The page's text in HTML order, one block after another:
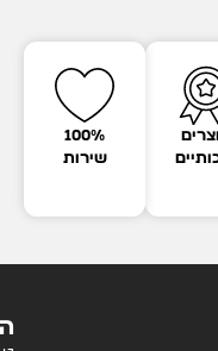
100%
שירות